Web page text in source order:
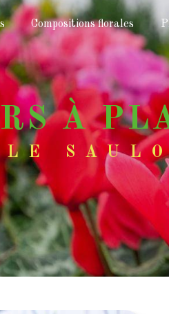
Compositions florales
À
LE